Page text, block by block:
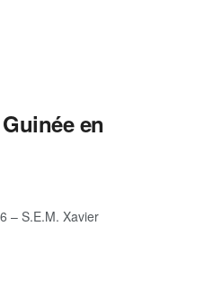
en
– S.E.M. Xavier